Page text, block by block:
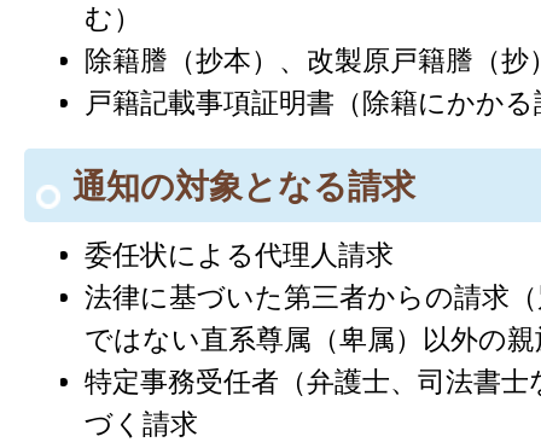
む）
除籍謄（抄本）、改製原戸籍謄（抄
戸籍記載事項証明書（除籍にかか
通知の対象となる請求
委任状による代理人請求
法律に基づいた第三者からの請求
ではない直系尊属（卑属）以外の
特定事務受任者（弁護士、司法書
づく請求